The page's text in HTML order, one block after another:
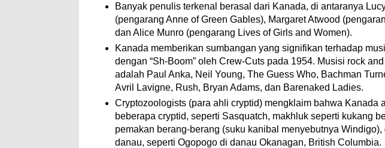
Banyak penulis terkenal berasal dari Kanada, di antaranya
(pengarang Anne of Green Gables), Margaret Atwood
dan Alice Munro (pengarang Lives of Girls and Women).
Kanada memberikan sumbangan yang signifikan terhadap
dengan “Sh-Boom” oleh Crew-Cuts pada 1954. Musisi rock
adalah Paul Anka, Neil Young, The Guess Who, Bachman
Avril Lavigne, Rush, Bryan Adams, dan Barenaked Ladies.
Cryptozoologists (para ahli cryptid) mengklaim bahwa Kanada
beberapa cryptid, seperti Sasquatch, makhluk seperti kukang
pemakan berang-berang (suku kanibal menyebutnya
danau, seperti Ogopogo di danau Okanagan, British Columbia.